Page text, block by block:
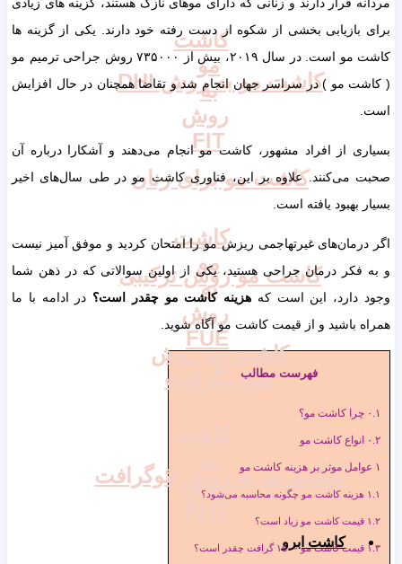
کاشت مو به روش DHI
کاشت مو برای زنان
کاشت مو روش ترکیبی
کاشت مو روش
میکروگرافت
کاشت مو به روش نئوگرافت
کاشت ابرو
کاشت
مو
به
روش
FIT
کاشت
مو
به
روش
FUE
روش
مردانه قرار دارند و زنانی که دارای موهای نازک هستند، گزینه های زیادی
برای بازیابی بخشی از شکوه از دست رفته خود دارند. یکی از گزینه ها
کاشت مو است. در سال ۲۰۱۹، بیش از ۷۳۵۰۰۰ روش جراحی ترمیم مو
( کاشت مو ) در سراسر جهان انجام شد و تقاضا همچنان در حال افزایش
است.
بسیاری از افراد مشهور، کاشت مو انجام می‌دهند و آشکارا درباره آن
صحبت می‌کنند. علاوه بر این، فناوری کاشت مو در طی سال‌های اخیر
بسیار بهبود یافته است.
اگر درمان‌های غیرتهاجمی ریزش مو را امتحان کردید و موفق آمیز نیست
و به فکر درمان جراحی هستید، یکی از اولین سوالاتی که در ذهن شما
وجود دارد، این است که هزینه کاشت مو چقدر است؟ در ادامه با ما
همراه باشید و از قیمت کاشت مو آگاه شوید.
فهرست مطالب
۰.۱ چرا کاشت مو؟
۰.۲ انواع کاشت مو
۱ عوامل موثر بر هزینه کاشت مو
۱.۱ هزینه کاشت مو چگونه محاسبه می‌شود؟
۱.۲ قیمت کاشت مو زیاد است؟
۱.۳ قیمت کاشت مو ۱۵۰۰ گرافت چقدر است؟